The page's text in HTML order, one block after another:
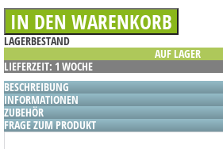
LAGERBESTAND
AUF LAGER
LIEFERZEIT: 1 WOCHE
BESCHREIBUNG
INFORMATIONEN
ZUBEHÖR
FRAGE ZUM PRODUKT